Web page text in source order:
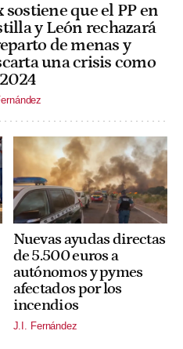
sostiene que el PP en
y León rechazará
de menas y
una crisis como
Nuevas ayudas directas
de 5.500 euros a
autónomos y pymes
afectados por los
incendios
J.I. Fernández